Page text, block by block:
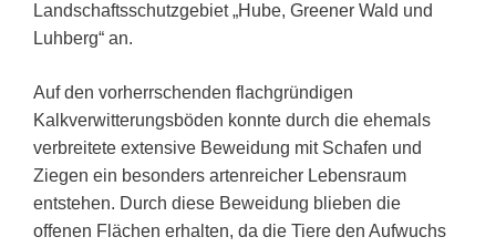
Landschaftsschutzgebiet „Hube, Greener Wald und
Luhberg“ an.
Auf den vorherrschenden flachgründigen
Kalkverwitterungsböden konnte durch die ehemals
verbreitete extensive Beweidung mit Schafen und
Ziegen ein besonders artenreicher Lebensraum
entstehen. Durch diese Beweidung blieben die
offenen Flächen erhalten, da die Tiere den Aufwuchs